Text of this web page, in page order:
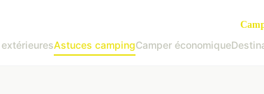
Astuces campingCamper économique